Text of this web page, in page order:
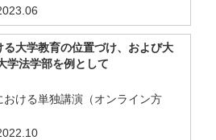
る大学教育の位置づけ、および大
学法学部を例として
ける単独講演（オンライン方